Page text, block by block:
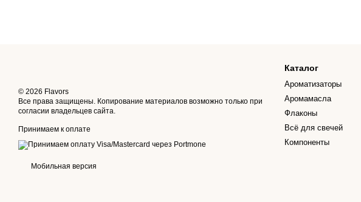
© 2026 Flavors
Все права защищены. Копирование материалов возможно только при
согласии владельцев сайта.
Принимаем к оплате
Мобильная версия
Каталог
Ароматизаторы
Аромамасла
Флаконы
Всё для свечей
Компоненты